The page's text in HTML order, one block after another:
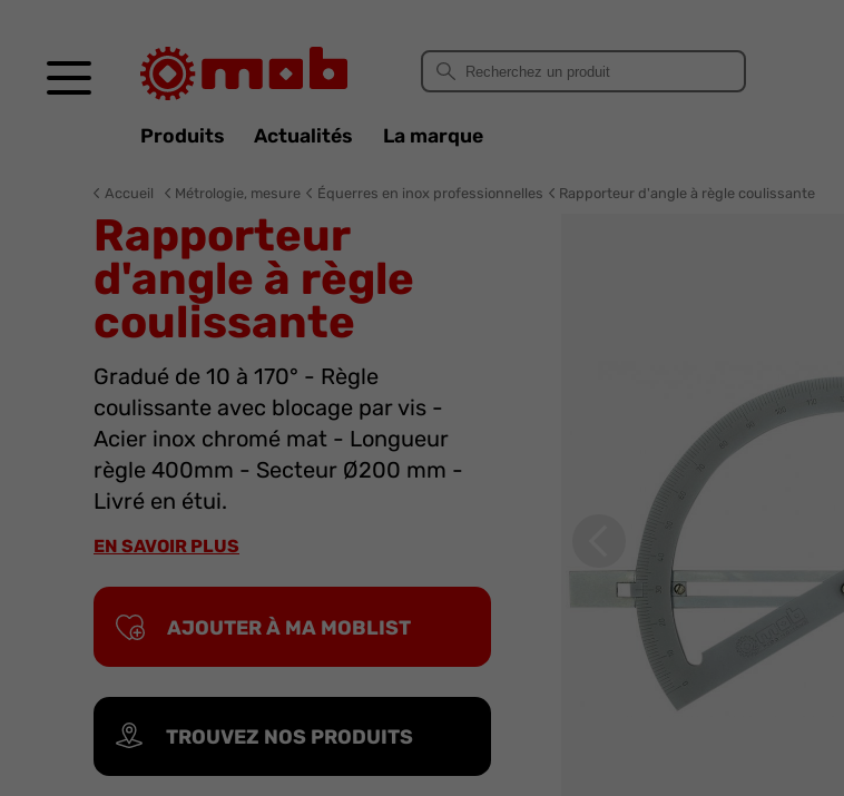
Produits Actualités La marque
Accueil Métrologie, mesure Équerres en inox professionnelles Rapporteur d'angle à règle coulissante
Rapporteur
d'angle à règle
coulissante
Gradué de 10 à 170° - Règle
coulissante avec blocage par vis -
Acier inox chromé mat - Longueur
règle 400mm - Secteur Ø200 mm -
Livré en étui.
EN SAVOIR PLUS
AJOUTER À MA MOBLIST
TROUVEZ NOS PRODUITS